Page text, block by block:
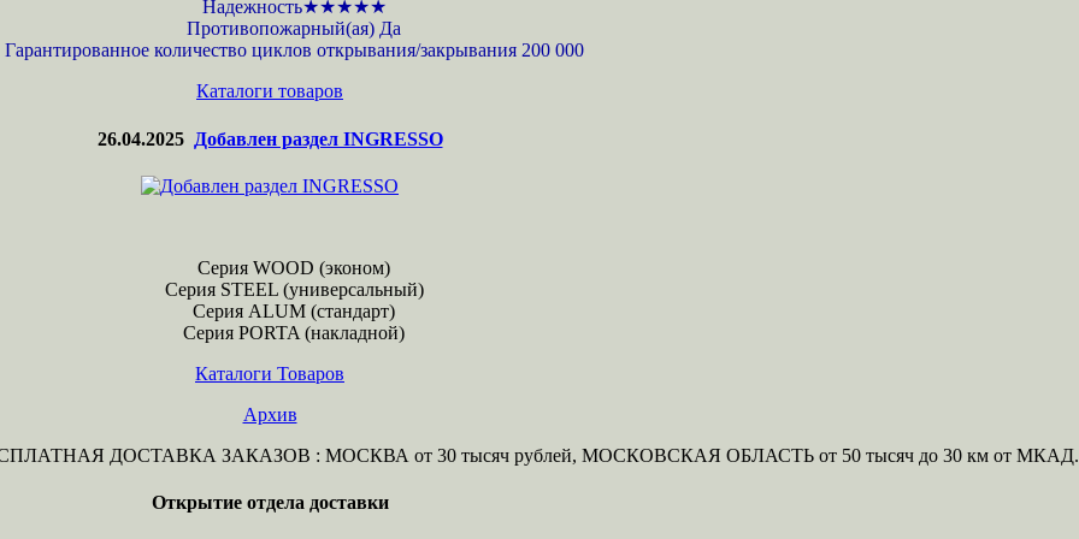
Надежность★★★★★
Противопожарный(ая) Да
Гарантированное количество циклов открывания/закрывания 200 000
Каталоги товаров
26.04.2025 Добавлен раздел INGRESSO
Серия WOOD (эконом)
Серия STEEL (универсальный)
Серия ALUM (стандарт)
Серия PORTA (накладной)
Каталоги Товаров
Архив
ДОСТАВКА ЗАКАЗОВ : МОСКВА от 30 тысяч рублей, МОСКОВСКАЯ ОБЛАСТЬ от 50 тысяч до 30 км от МКАД.
Открытие отдела доставки